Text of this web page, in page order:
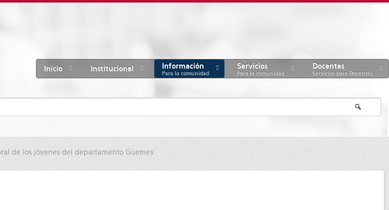
Inicio Institucional Información
Para la comunidad
Servicios
Para la comunidad
Docentes
Servicios para Docentes
de los jóvenes del departamento Güemes